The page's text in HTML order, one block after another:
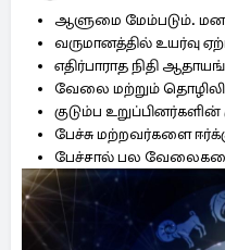
ஆளுமை மேம்படும்.
வருமானத்தில் உயர்வு
எதிர்பாராத நிதி
வேலை மற்றும்
குடும்ப
பேச்சு மற்றவர்களை
பேச்சால் பல வேலைகளை